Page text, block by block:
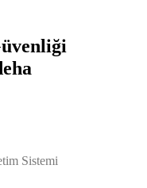
Sistemi